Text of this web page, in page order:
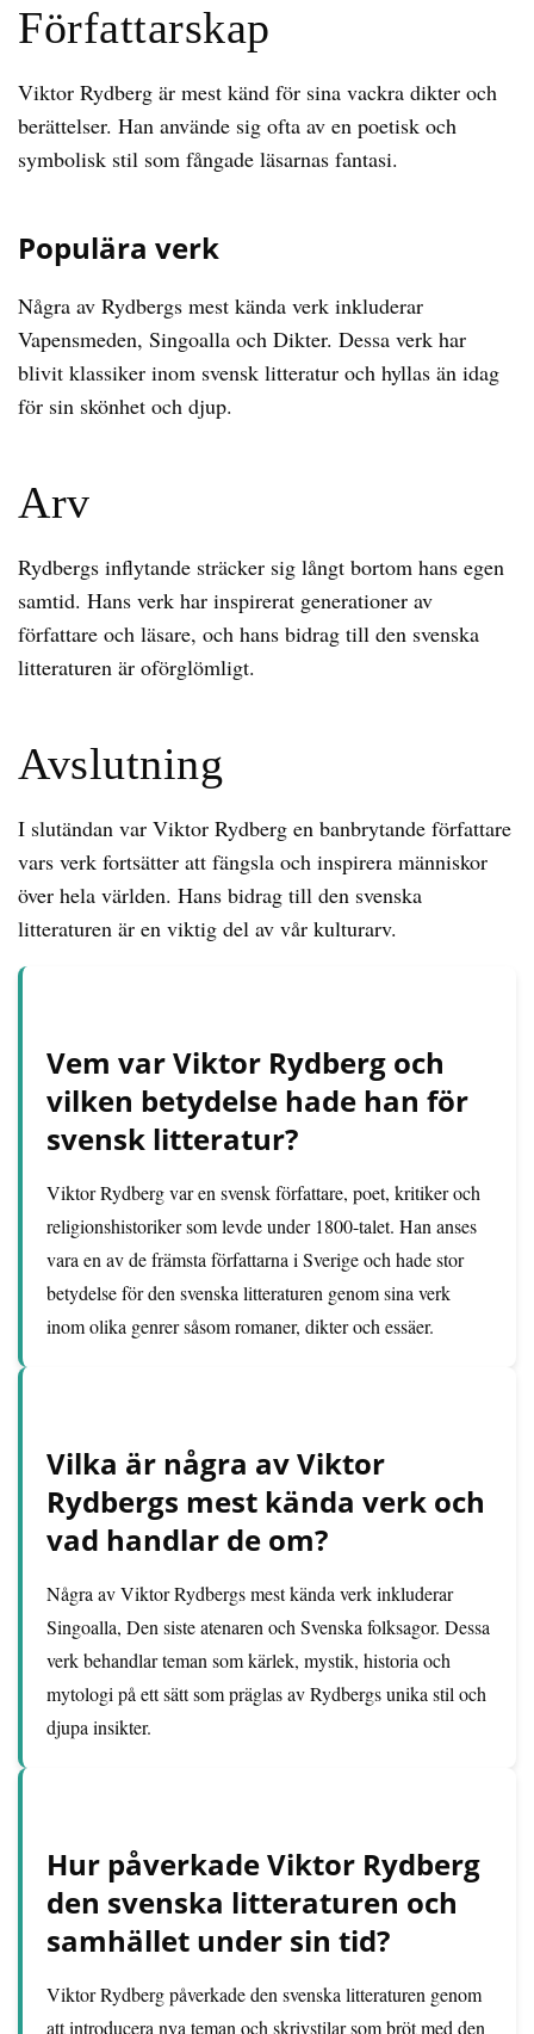
Författarskap
Viktor Rydberg är mest känd för sina vackra dikter och
berättelser. Han använde sig ofta av en poetisk och
symbolisk stil som fångade läsarnas fantasi.
Populära verk
Några av Rydbergs mest kända verk inkluderar
Vapensmeden, Singoalla och Dikter. Dessa verk har
blivit klassiker inom svensk litteratur och hyllas än idag
för sin skönhet och djup.
Arv
Rydbergs inflytande sträcker sig långt bortom hans egen
samtid. Hans verk har inspirerat generationer av
författare och läsare, och hans bidrag till den svenska
litteraturen är oförglömligt.
Avslutning
I slutändan var Viktor Rydberg en banbrytande författare
vars verk fortsätter att fängsla och inspirera människor
över hela världen. Hans bidrag till den svenska
litteraturen är en viktig del av vår kulturarv.
Vem var Viktor Rydberg och
vilken betydelse hade han för
svensk litteratur?
Viktor Rydberg var en svensk författare, poet, kritiker och
religionshistoriker som levde under 1800-talet. Han anses
vara en av de främsta författarna i Sverige och hade stor
betydelse för den svenska litteraturen genom sina verk
inom olika genrer såsom romaner, dikter och essäer.
Vilka är några av Viktor
Rydbergs mest kända verk och
vad handlar de om?
Några av Viktor Rydbergs mest kända verk inkluderar
Singoalla, Den siste atenaren och Svenska folksagor. Dessa
verk behandlar teman som kärlek, mystik, historia och
mytologi på ett sätt som präglas av Rydbergs unika stil och
djupa insikter.
Hur påverkade Viktor Rydberg
den svenska litteraturen och
samhället under sin tid?
Viktor Rydberg påverkade den svenska litteraturen genom
att introducera nya teman och skrivstilar som bröt med den